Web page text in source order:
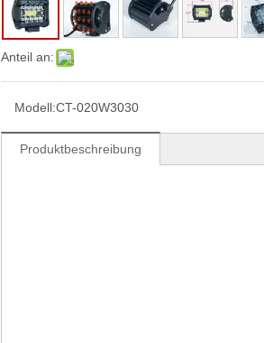
Anteil an:
Modell:CT-020W3030
Produktbeschreibung